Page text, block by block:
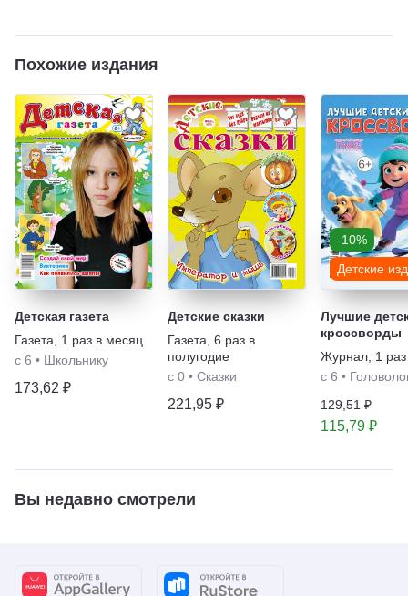
Похожие издания
Детская газета
Газета
1 раз в месяц
с 6 • Школьнику
173,62 ₽
Детские сказки
Газета 6 раз в
полугодие
с 0 • Сказки
221,95 ₽
-10%
Детские
Лучшие
кроссворды
Журнал 1
с 6 •
129,51 ₽
115,79 ₽
Вы недавно смотрели